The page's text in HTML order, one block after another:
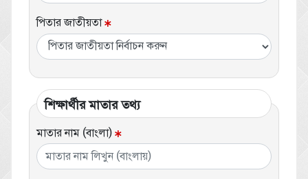
পিতার জাতীয়তা
শিক্ষার্থীর মাতার তথ্য
মাতার নাম (বাংলা)